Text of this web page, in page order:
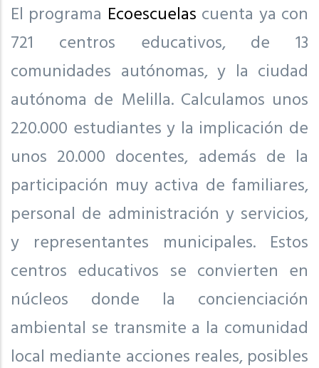
El programa Ecoescuelas cuenta ya con
721 centros educativos, de 13
comunidades autónomas, y la ciudad
autónoma de Melilla. Calculamos unos
220.000 estudiantes y la implicación de
unos 20.000 docentes, además de la
participación muy activa de familiares,
personal de administración y servicios,
y representantes municipales. Estos
centros educativos se convierten en
núcleos donde la concienciación
ambiental se transmite a la comunidad
local mediante acciones reales, posibles